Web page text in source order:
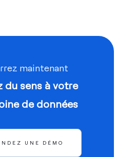
maintenant
du sens à votre
de données
UNE DÉMO